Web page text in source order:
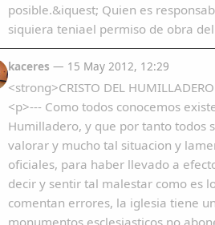
posible.&iquest; Quien es
siquiera teniael permiso de obra
kaceres — 15 May 2012, 12:29
<strong>CRISTO DEL
<p>--- Como todos conocemos
Humilladero, y que por tanto todos
valorar y mucho tal situacion y
oficiales, para haber llevado a
decir y sentir tal malestar como es
comentan errores, la iglesia tiene